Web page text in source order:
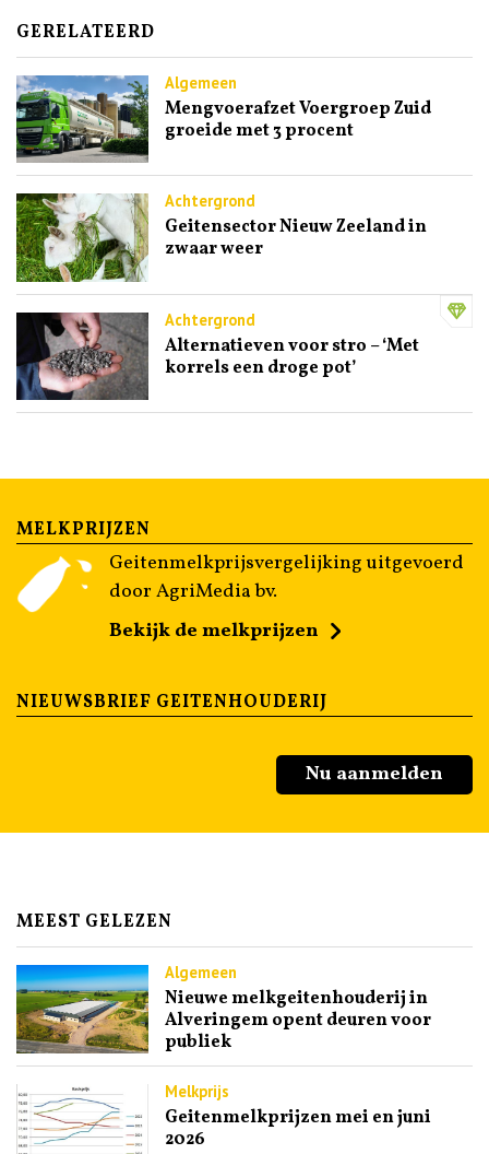
GERELATEERD
Algemeen
Mengvoerafzet Voergroep Zuid
groeide met 3 procent
Achtergrond
Geitensector Nieuw Zeeland in
zwaar weer
Achtergrond
Alternatieven voor stro – ‘Met
korrels een droge pot’
MELKPRIJZEN
Geitenmelkprijsvergelijking uitgevoerd
door AgriMedia bv.
Bekijk de melkprijzen
NIEUWSBRIEF GEITENHOUDERIJ
Nu aanmelden
MEEST GELEZEN
Algemeen
Nieuwe melkgeitenhouderij in
Alveringem opent deuren voor
publiek
Melkprijs
Geitenmelkprijzen mei en juni
2026